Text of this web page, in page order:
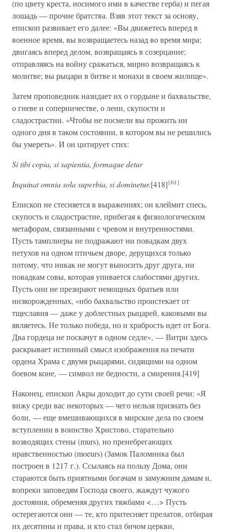
(по цвету креста, носимого ими в качестве герба) и пегая
лошадь — прочие братства. Взяв этот текст за основу,
епископ развивает его далее: «Вы движетесь вперед в
военное время, вы возвращаетесь назад во время мира;
двигаясь вперед делом, возвращаясь в созерцание;
отправляясь на войну сражаться, мирно возвращаясь к
молитве; вы рыцари в битве и монахи в своем жилище».
Затем проповедник назидает их о гордыне и бахвальстве,
о гневе и соперничестве, о лени, скупости и
сладострастии. «Чтобы не посмели вы прожить ни
одного дня в таком состоянии, в котором вы не решились
бы умереть». И он цитирует стих:
Si tibi copia, si sapientia, formaque detur
Inquinat omnia sola superbia, si dominetur.[418]{61}
Епископ не стесняется в выражениях; он клеймит спесь,
скупость и сладострастие, прибегая к физиологическим
метафорам, связанными с чревом и внутренностями.
Пусть тамплиеры не подражают ни повадкам двух
петухов на одном птичьем дворе, дерущихся только
потому, что никак не могут выносить друг друга, ни
повадкам совы, которая упивается слабостями других.
Пусть они не презирают немощных братьев или
низкорожденных, «ибо бахвальство проистекает от
тщеславия — даже у доблестных рыцарей, каковыми вы
являетесь. Не только победа, но и храбрость идет от Бога.
Два гордеца не поскачут в одном седле», — Витри здесь
раскрывает истинный смысл изображения на печати
ордена Храма с двумя рыцарями, сидящими на одном
боевом коне, — символ не бедности, а смирения.[419]
Наконец, епископ Акры доходит до сути своей речи: «Я
вижу среди вас некоторых — чего нельзя признать без
боли, — еще вмешивающихся в мирские дела по своем
вступлении в воинство Христово, старательно
возводящих стены (murs), но пренебрегающих
нравственностью (moeurs) (Замок Паломника был
построен в 1217 г.). Ссылаясь на пользу Дома, они
стараются быть приятными богачам и замужним дамам и,
вопреки заповедям Господа своего, жаждут чужого
достояния, обременяя других тяжбами <…> Пусть
остерегаются они — те, кто притесняет прелатов, отбирая
их десятины и права, и кто стал бичом церкви,